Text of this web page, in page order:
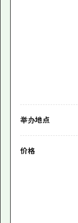
举办地点
价格